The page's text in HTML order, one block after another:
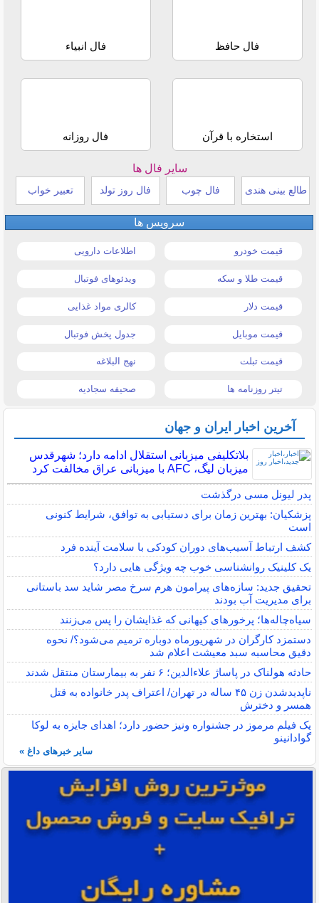
فال حافظ فال انبیاء
استخاره با قرآن فال روزانه
سایر فال ها
طالع بینی هندی فال چوب فال روز تولد تعبیر خواب
سرویس ها
قیمت خودرو اطلاعات دارویی
قیمت طلا و سکه ویدئوهای فوتبال
قیمت دلار کالری مواد غذایی
قیمت موبایل جدول پخش فوتبال
قیمت تبلت نهج البلاغه
تیتر روزنامه ها صحیفه سجادیه
آخرین اخبار ایران و جهان
بلاتکلیفی میزبانی استقلال ادامه دارد؛ شهرقدس
میزبان لیگ، AFC با میزبانی عراق مخالفت کرد
پدر لیونل مسی درگذشت
پزشکیان: بهترین زمان برای دستیابی به توافق، شرایط کنونی
است
کشف ارتباط آسیب‌های دوران کودکی با سلامت آینده فرد
یک کلینیک روانشناسی خوب چه ویژگی هایی دارد؟
تحقیق جدید: سازه‌های پیرامون هرم سرخ مصر شاید سد باستانی
برای مدیریت آب بودند
سیاه‌چاله‌ها؛ پرخورهای کیهانی که غذایشان را پس می‌زنند
دستمزد کارگران در شهریورماه دوباره ترمیم می‌شود؟/ نحوه
دقیق محاسبه سبد معیشت اعلام شد
حادثه هولناک در پاساژ علاءالدین؛ ۶ نفر به بیمارستان منتقل شدند
ناپدیدشدن زن ۴۵ ساله در تهران/ اعتراف پدر خانواده به قتل
همسر و دخترش
یک فیلم مرموز در جشنواره ونیز حضور دارد؛ اهدای جایزه به لوکا
گوادانینو
سایر خبرهای داغ »